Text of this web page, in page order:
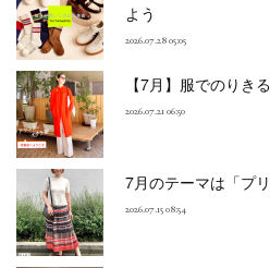
よう
2026.07.28 05:05
【7月】服でのりき
2026.07.21 06:50
7月のテーマは「プ
2026.07.15 08:54